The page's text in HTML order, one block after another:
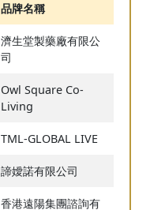
品牌名稱
濟生堂製藥廠有限公
司
Owl Square Co-
Living
TML-GLOBAL LIVE
諦嬡諾有限公司
香港遠陽集團諮詢有